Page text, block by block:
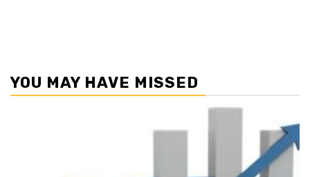
YOU MAY HAVE MISSED